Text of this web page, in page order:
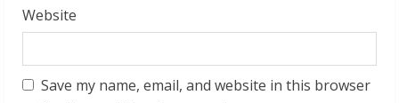
Website
Save my name, email, and website in this browser